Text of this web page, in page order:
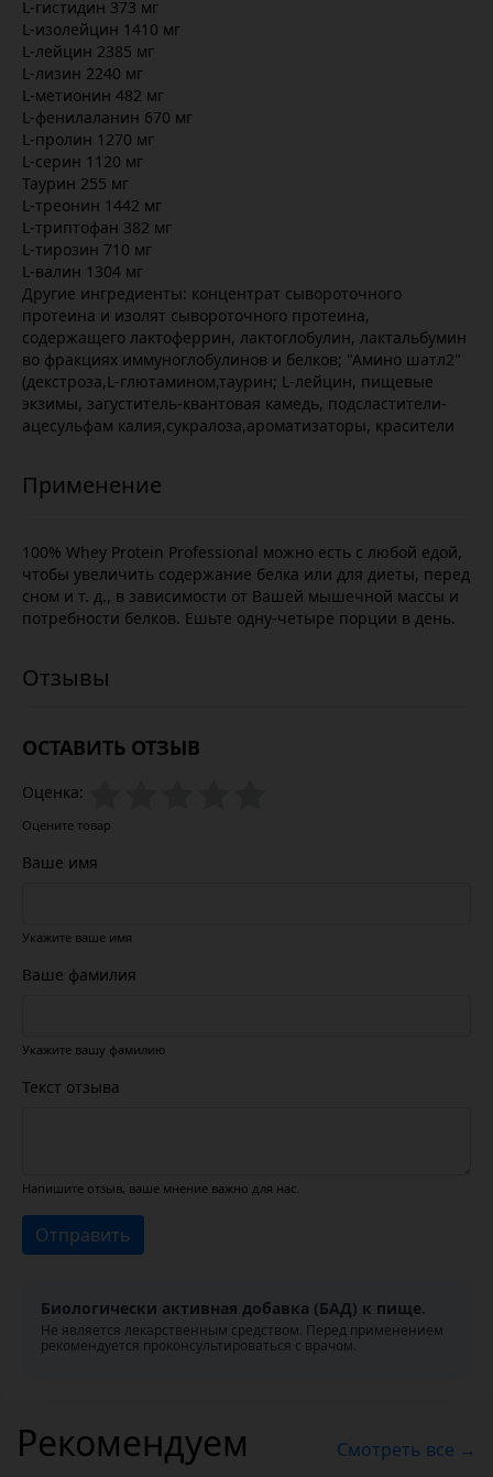
L-гистидин 373 мг
L-изолейцин 1410 мг
L-лейцин 2385 мг
L-лизин 2240 мг
L-метионин 482 мг
L-фенилаланин 670 мг
L-пролин 1270 мг
L-серин 1120 мг
Таурин 255 мг
L-треонин 1442 мг
L-триптофан 382 мг
L-тирозин 710 мг
L-валин 1304 мг
Другие ингредиенты: концентрат сывороточного
протеина и изолят сывороточного протеина,
содержащего лактоферрин, лактоглобулин, лактальбумин
во фракциях иммуноглобулинов и белков; "Амино шатл2"
(декстроза,L-глютамином,таурин; L-лейцин, пищевые
экзимы, загуститель-квантовая камедь, подсластители-
ацесульфам калия,сукралоза,ароматизаторы, красители
100% Whey Protein Professional можно есть с любой едой,
чтобы увеличить содержание белка или для диеты, перед
сном и т. д., в зависимости от Вашей мышечной массы и
потребности белков. Ешьте одну-четыре порции в день.
ОСТАВИТЬ ОТЗЫВ
Оценка:
Оцените товар
Ваше имя
Укажите ваше имя
Ваше фамилия
Укажите вашу фамилию
Текст отзыва
Напишите отзыв, ваше мнение важно для нас.
Отправить
Биологически активная добавка (БАД) к пище.
Не является лекарственным средством. Перед применением
рекомендуется проконсультироваться с врачом.
Рекомендуем Смотреть все →